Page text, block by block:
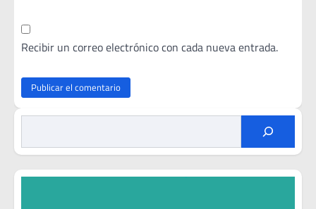
Recibir un correo electrónico con cada nueva entrada.